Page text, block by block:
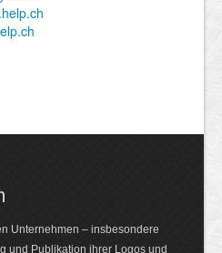
Unternehmen – insbesondere
und Publikation ihrer Logos und